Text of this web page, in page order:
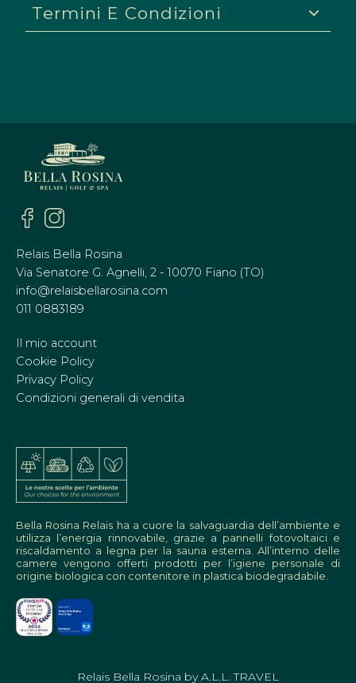
Termini E Condizioni
Relais Bella Rosina
Via Senatore G. Agnelli, 2 - 10070 Fiano (TO)
info@relaisbellarosina.com
011 0883189
Il mio account
Cookie Policy
Privacy Policy
Condizioni generali di vendita
Bella Rosina Relais ha a cuore la salvaguardia dell’ambiente e
utilizza l’energia rinnovabile, grazie a pannelli fotovoltaici e
riscaldamento a legna per la sauna esterna. All’interno delle
camere vengono offerti prodotti per l’igiene personale di
origine biologica con contenitore in plastica biodegradabile.
Relais Bella Rosina by A.L.L. TRAVEL